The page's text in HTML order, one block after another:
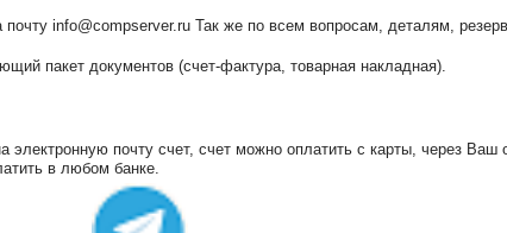
info@compserver.ru Так же по всем вопросам, деталям,
пакет документов (счет-фактура, товарная накладная).
почту счет, счет можно оплатить с карты, через Ваш
в любом банке.
+7 (495) 223-13-47